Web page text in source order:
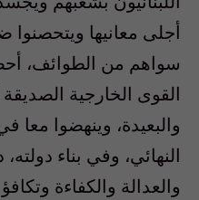
أجلى معانيها
سواهم من الطوائف،
القوى الخارجية الصديقة
والبعيدة، وينهضوا معا
النهائي، وفي بناء
والعدالة والكفاءة